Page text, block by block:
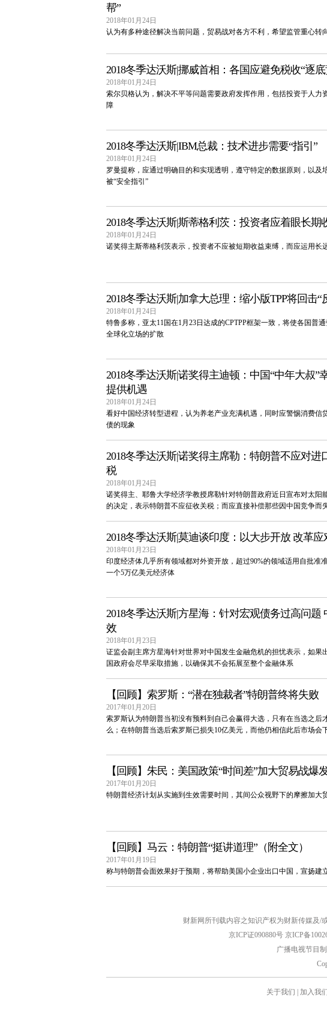
帮”
2018年01月24日
认为有多种途径解决当前问题，贸易战对各方不利，希望监管重心转
2018冬季达沃斯|挪威首相：各国应避免税收“逐底
2018年01月24日
索尔贝格认为，解决不平等问题需要政府发挥作用，包括投资于人力
障
2018冬季达沃斯|IBM总裁：技术进步需要“指引”
2018年01月24日
罗曼提称，应通过明确目的和实现透明，遵守特定的数据原则，以及
被“安全指引”
2018冬季达沃斯|斯蒂格利茨：投资者应着眼长期
2018年01月24日
诺奖得主斯蒂格利茨表示，投资者不应被短期收益束缚，而应运用长
2018冬季达沃斯|加拿大总理：缩小版TPP将回击“
2018年01月24日
特鲁多称，亚太11国在1月23日达成的CPTPP框架一致，将使各国普
全球化立场的扩散
2018冬季达沃斯|诺奖得主迪顿：中国“中年大叔”
提供机遇
2018年01月24日
看好中国经济转型进程，认为养老产业充满机遇，同时应警惕消费信
债的现象
2018冬季达沃斯|诺奖得主席勒：特朗普不应对进
税
2018年01月24日
诺奖得主、耶鲁大学经济学教授席勒针对特朗普政府近日宣布对太阳
的决定，表示特朗普不应征收关税；而应直接补偿那些因中国竞争而
2018冬季达沃斯|莫迪谈印度：以大步开放 改革
2018年01月23日
印度经济体几乎所有领域都对外资开放，超过90%的领域适用自批准
一个5万亿美元经济体
2018冬季达沃斯|方星海：针对宏观债务过高问题
效
2018年01月23日
证监会副主席方星海针对世界对中国发生金融危机的担忧表示，如果
国政府会尽早采取措施，以确保其不会拓展至整个金融体系
【回顾】索罗斯：“潜在独裁者”特朗普终将失败
2017年01月20日
索罗斯认为特朗普当初没有预料到自己会赢得大选，只有在当选之后
么；在特朗普当选后索罗斯已损失10亿美元，而他仍相信此后市场会
【回顾】朱民：美国政策“时间差”加大贸易战爆
2017年01月20日
特朗普经济计划从实施到生效需要时间，其间公众视野下的摩擦加大
【回顾】马云：特朗普“挺讲道理”（附全文）
2017年01月19日
称与特朗普会面效果好于预期，将帮助美国小企业出口中国，宣扬建
财新网所刊载内容之知识产权为财新传媒及/
京ICP证090880号 京ICP备
广播电视节目
关于我们 加入我